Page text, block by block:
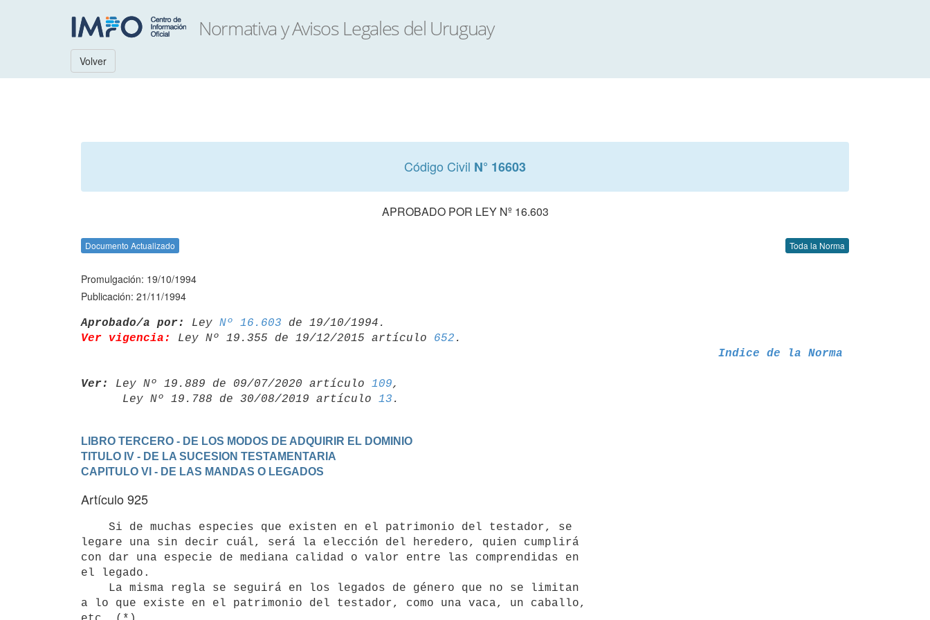
Volver
Código Civil N° 16603
APROBADO POR LEY Nº 16.603
Documento Actualizado Toda la Norma
Promulgación: 19/10/1994
Publicación: 21/11/1994
Aprobado/a por: Ley Nº 16.603
Ver vigencia:
Ley Nº 19.355 de 19/12/2015 artículo 652
Indice de la Norma
Ver: Ley Nº 19.889 de 09/07/2020 artículo 109,
      Ley Nº 19.788 de 30/08/2019 artículo
13
LIBRO TERCERO - DE LOS MODOS DE ADQUIRIR EL DOMINIO
TITULO IV - DE LA SUCESION TESTAMENTARIA
CAPITULO VI - DE LAS MANDAS O LEGADOS
Artículo 925
legare una sin decir cuál, será la elección del heredero, quien cumplirá
con dar una especie de mediana calidad o valor entre las comprendidas en
el legado.
a lo que existe en el patrimonio del testador, como una vaca, un caballo,